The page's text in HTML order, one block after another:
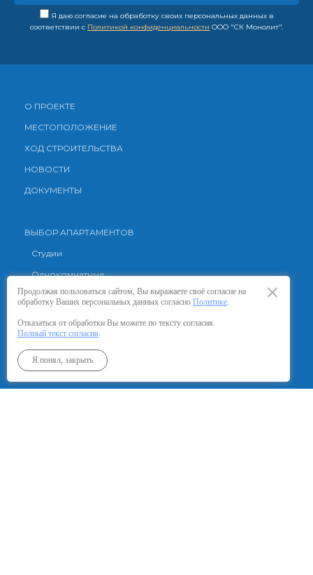
Я даю согласие на обработку своих персональных данных в
соответствии с Политикой конфиденциальности ООО "СК Монолит".
О ПРОЕКТЕ
МЕСТОПОЛОЖЕНИЕ
ХОД СТРОИТЕЛЬСТВА
НОВОСТИ
ДОКУМЕНТЫ
ВЫБОР АПАРТАМЕНТОВ
Студии
Однокомнатные
Двухкомнатные
КАК КУПИТЬ
Ипотека
Продолжая пользоваться сайтом, Вы выражаете своё согласие на
обработку Ваших персональных данных согласно Политике.
Отказаться от обработки Вы можете по тексту согласия.
Полный текст согласия.
Я понял, закрыть